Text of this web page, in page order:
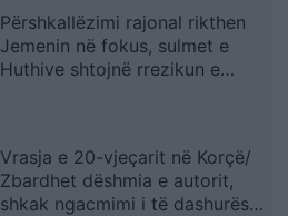
Përshkallëzimi rajonal rikthen
Jemenin në fokus, sulmet e
Huthive shtojnë rrezikun e
Vrasja e 20-vjeçarit në Korçë/
Zbardhet dëshmia e autorit,
shkak ngacmimi i të dashurës